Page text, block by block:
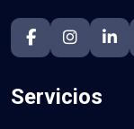
Servicios